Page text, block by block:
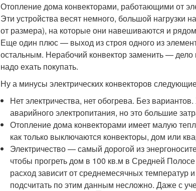
Отопление дома конвекторами, работающими от
Эти устройства весят немного, большой нагрузки
от размера), на которые они навешиваются и
Еще один плюс — выход из строя одного из
остальным. Нерабочий конвектор заменить —
надо ехать покупать.
Ну а минусы электрических конвекторов
Нет электричества, нет обогрева. Без
аварийного электропитания, но это большие
Отопление дома конвекторами имеет малую
как только выключаются конвекторы, дом или
Электричество — самый дорогой из
чтобы прогреть дом в 100 кв.м в Средней
расход зависит от среднемесячных температур
подсчитать по этим данным несложно. Даже с